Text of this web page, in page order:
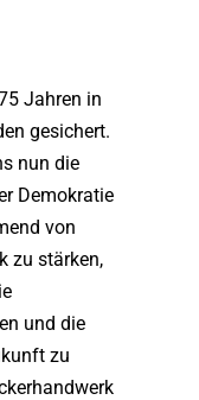
Jahren in
gesichert.
nun die
Demokratie
von
zu stärken,
und die
zu